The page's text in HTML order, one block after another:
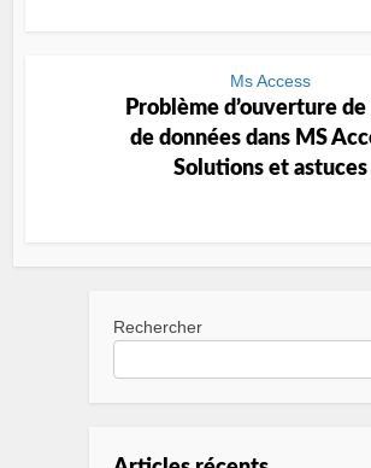
Ms Access
Problème d’ouverture de
de données dans MS
Solutions et astuces
Rechercher